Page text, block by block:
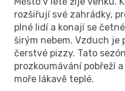
rozšiřují své zahrádky,
plné lidí a konají se
širým nebem. Vzduch je
čerstvé pizzy. Tato
prozkoumávání pobřeží
moře lákavě teplé.